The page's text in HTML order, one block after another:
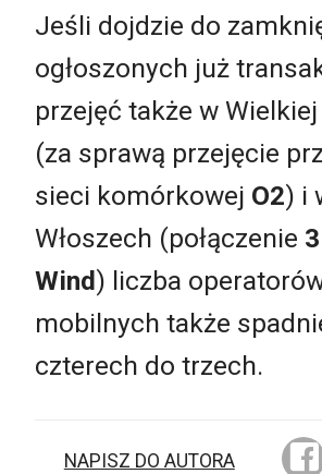
Jeśli dojdzie do
ogłoszonych już
przejęć także w
(za sprawą przejęcie
sieci komórkowej O2) i
Włoszech (połączenie
Wind) liczba
mobilnych także
czterech do trzech.
NAPISZ DO AUTORA